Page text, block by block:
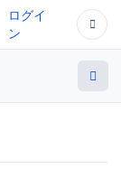
ログイ
ン